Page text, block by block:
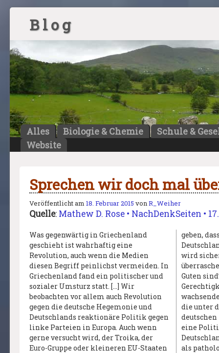
B l o g
Alles Biologie & Chemie
Schule &
Website
Sprechen wir doch mal
Veröffentlicht am 18. Februar 2015 vonR_Weiher
Quelle: Mathew D. Rose • NachDenkSeiten •
Was gegenwärtig in Griechenland
geschieht ist wahrhaftig eine
Revolution, auch wenn die Medien
diesen Begriff peinlichst vermeiden. In
Griechenland fand ein politischer und
sozialer Umsturz statt. […] Wir
beobachten vor allem auch Revolution
gegen die deutsche Hegemonie und
Deutschlands reaktionäre Politik gegen
linke Parteien in Europa. Auch wenn
gerne versucht wird, der Troika, der
Euro-Gruppe oder kleineren EU-Staaten
geben, dass dies ein frontaler Angriff auf
Deutschlands Rolle in Europa ist. Das
wird sicherlich viele Deutsche
überraschen, die glauben, dass “wir die
Guten sind” und überall Demokratie und
Gerechtigkeit fördern. Es gibt aber einen
wachsenden Groll in vielen EU-Ländern,
die unter den Konsequenzen der
deutschen Politik der Austerität leiden;
eine Politik, die außerhalb
Deutschlands als diskreditiert gilt und
als pathologische Besessenheit der